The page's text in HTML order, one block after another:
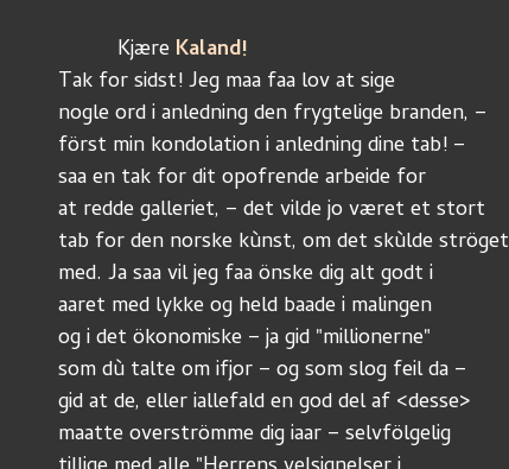
	  Kjære
Kaland!
Tak for sidst! Jeg maa faa lov at sige
nogle ord i anledning den frygtelige branden, –
först min kondolation i anledning dine tab! –
saa en tak for dit opofrende arbeide for
at redde galleriet, – det vilde jo været et stort
tab for den norske kùnst, om det skùlde ströget
med. Ja saa vil jeg faa önske dig alt godt i
aaret med lykke og held baade i malingen
og i det ökonomiske – ja gid "millionerne"
som dù talte om ifjor – og som slog feil da –
gid at de, eller iallefald en god del af <desse>
maatte overströmme dig iaar – selvfölgelig